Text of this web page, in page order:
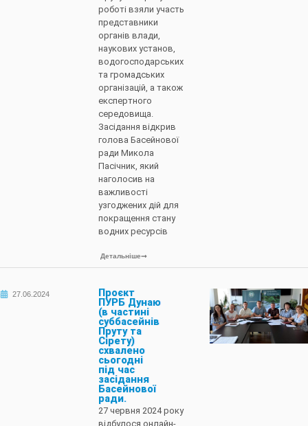
роботі взяли участь
представники
органів влади,
наукових установ,
водогосподарських
та громадських
організацій, а також
експертного
середовища.
Засідання відкрив
голова Басейнової
ради Микола
Пасічник, який
наголосив на
важливості
узгоджених дій для
покращення стану
водних ресурсів
Детальніше
27.06.2024
Проєкт
ПУРБ Дунаю
(в частині
суббасейнів
Пруту та
Сірету)
схвалено
сьогодні
під час
засідання
Басейнової
ради.
27 червня 2024 року
відбулося онлайн-